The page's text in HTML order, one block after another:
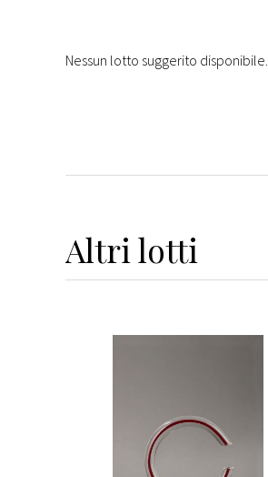
Nessun lotto suggerito disponibile.
Altri lotti